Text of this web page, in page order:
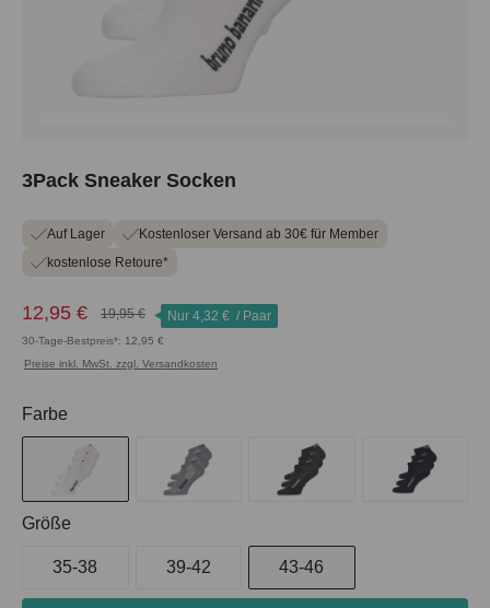
3Pack Sneaker Socken
Auf Lager
Kostenloser Versand ab 30€ für Member
kostenlose Retoure*
12,95 € 19,95 € Nur 4,32 € / Paar
30-Tage-Bestpreis*: 12,95 €
Preise inkl. MwSt. zzgl. Versandkosten
Farbe
Größe
35-38 39-42 43-46